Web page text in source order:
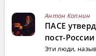
Антон Копнин
ПАСЕ
пост-России
Эти люди,